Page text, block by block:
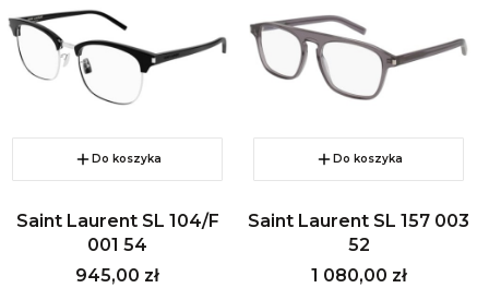
Do koszyka
Saint Laurent SL 104/F
001 54
Cena
945,00 zł
Do koszyka
Saint Laurent SL 157 003
52
Cena
1 080,00 zł